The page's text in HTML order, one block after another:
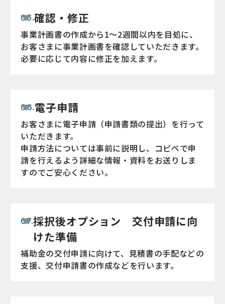
05.確認・修正
事業計画書の作成から1〜2週間以内を目処に、
お客さまに事業計画書を確認していただきます。
必要に応じて内容に修正を加えます。
06.電子申請
お客さまに電子申請（申請書類の提出）を行って
いただきます。
申請方法については事前に説明し、コピペで申
請を行えるよう詳細な情報・資料をお送りしま
すのでご安心ください。
07.採択後オプション 交付申請に向
けた準備
補助金の交付申請に向けて、見積書の手配などの
支援、交付申請書の作成などを行います。